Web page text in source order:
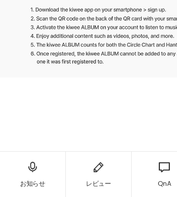
お知らせ レビュー QnA